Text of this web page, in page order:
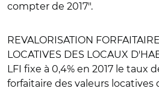
compter de 2017".
REVALORISATION
LOCATIVES DES LOCAUX
LFI fixe à 0,4% en 2017 le taux
forfaitaire des valeurs